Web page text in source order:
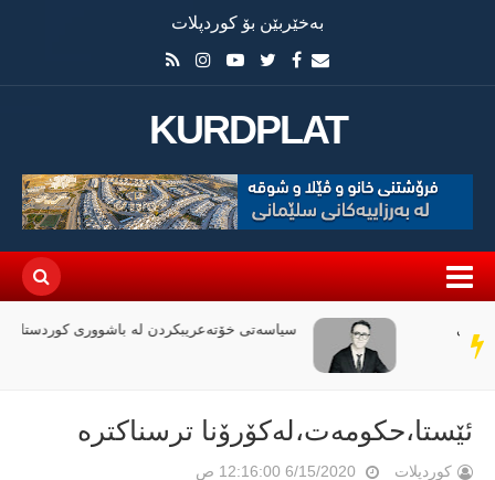
بەخێربێن بۆ کوردپلات
KURDPLAT
سەر
دێڕ
سیاسەتی خۆتەعریبکردن لە باشووری کوردستان
ئێستا،حکومەت،لەکۆرۆنا ترسناکترە
کوردپلات 6/15/2020 12:16:00 ص